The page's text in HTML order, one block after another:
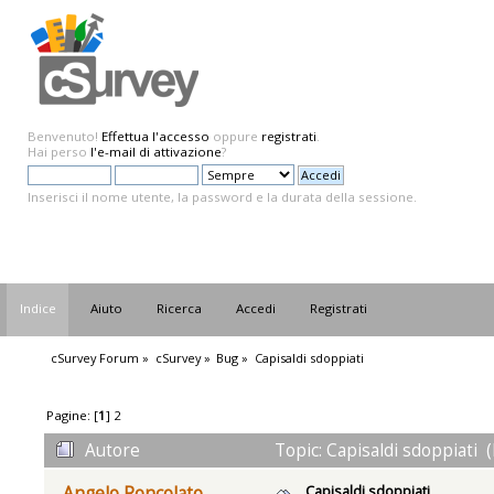
Benvenuto! Effettua l'accesso oppure registrati.
Hai perso l'e-mail di attivazione?
Inserisci il nome utente, la password e la durata della sessione.
Indice Aiuto Ricerca Accedi Registrati
cSurvey Forum » cSurvey» Bug » Capisaldi sdoppiati
Pagine: [1] 2
Autore
Topic: Capisaldi sdoppiati